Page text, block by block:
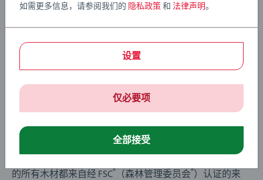
长在树上的玩具
木材是 BRIO 最有力的标志之一，我们的许多木制产品已成
的所有木材都来自经 FSC® （森林管理委员会®）认证的来
如需更多信息，请参阅我们的 隐私政策 和 法律声明。
设置
仅必要项
全部接受